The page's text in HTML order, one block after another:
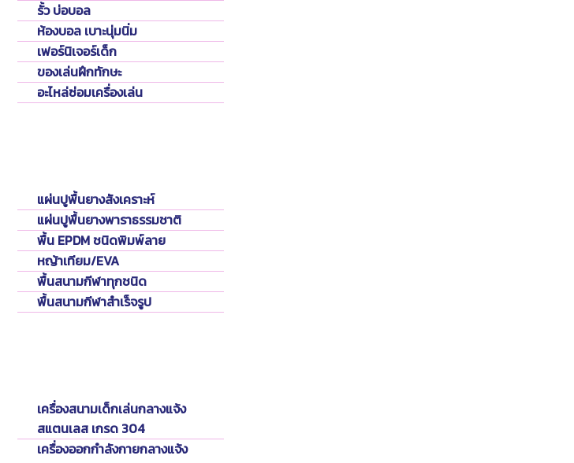
รั้ว บ่อบอล
ห้องบอล เบาะนุ่มนิ่ม
เฟอร์นิเจอร์เด็ก
ของเล่นฝึกทักษะ
อะไหล่ซ่อมเครื่องเล่น
แผ่นปูพื้นยางสังเคราะห์
แผ่นปูพื้นยางพาราธรรมชาติ
พื้น EPDM ชนิดพิมพ์ลาย
หญ้าเทียม/EVA
พื้นสนามกีฬาทุกชนิด
พื้นสนามกีฬาสำเร็จรูป
เครื่องสนามเด็กเล่นกลางแจ้ง
สแตนเลส เกรด 304
เครื่องออกกำลังกายกลางแจ้ง